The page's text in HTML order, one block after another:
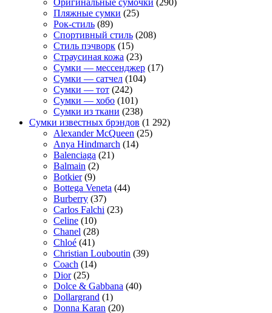
Оригинальные сумочки (290)
Пляжные сумки (25)
Рок-стиль (89)
Спортивный стиль (208)
Стиль пэчворк (15)
Страусиная кожа (23)
Сумки — мессенджер (17)
Сумки — сатчел (104)
Сумки — тот (242)
Сумки — хобо (101)
Сумки из ткани (238)
Сумки известных брэндов (1 292)
Alexander McQueen (25)
Anya Hindmarch (14)
Balenciaga (21)
Balmain (2)
Botkier(9)
Bottega Veneta (44)
Burberry (37)
Carlos Falchi (23)
Celine (10)
Chanel (28)
Chloé (41)
Christian Louboutin (39)
Coach (14)
Dior(25)
Dolce & Gabbana (40)
Dollargrand (1)
Donna Karan (20)